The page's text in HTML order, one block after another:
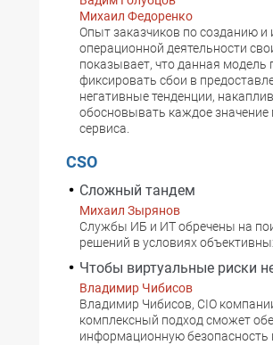
Михаил Федоренко
Опыт заказчиков по созданию
операционной деятельности
показывает, что данная модель
фиксировать сбои в
негативные тенденции,
обосновывать каждое значение
сервиса.
CSO
Сложный тандем
Михаил Зырянов
Службы ИБ и ИТ обречены на
решений в условиях
Чтобы виртуальные риски
Владимир Чибисов
Владимир Чибисов, CIO
комплексный подход сможет
информационную безопасность